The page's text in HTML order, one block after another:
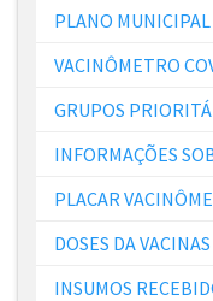
PLANO
VACINÔMETRO
GRUPOS
INFORMAÇÕES
PLACAR
DOSES DA
INSUMOS